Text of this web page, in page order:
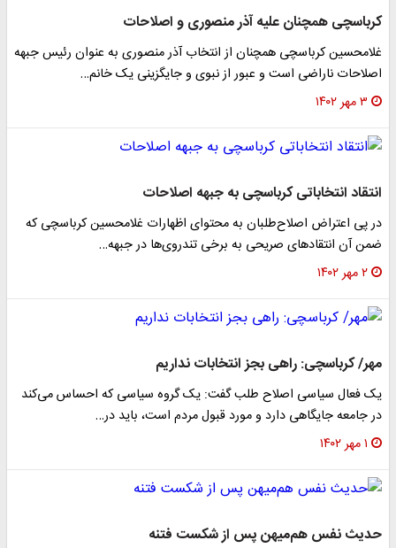
کرباسچی همچنان علیه آذر منصوری و اصلاحات
غلامحسین کرباسچی همچنان از انتخاب آذر منصوری به عنوان رئیس جبهه
اصلاحات ناراضی است و عبور از نبوی و جایگزینی یک خانم…
۳ مهر ۱۴۰۲
انتقاد انتخاباتی کرباسچی به جبهه اصلاحات
در پی اعتراض اصلاح‌طلبان به محتوای اظهارات غلامحسین کرباسچی که
ضمن آن انتقادهای صریحی به برخی تندروی‌ها در جبهه…
۲ مهر ۱۴۰۲
مهر/ کرباسچی: راهی بجز انتخابات نداریم
یک فعال سیاسی اصلاح طلب گفت: یک گروه سیاسی که احساس می‌کند
در جامعه جایگاهی دارد و مورد قبول مردم است، باید در…
۱ مهر ۱۴۰۲
حدیث نفس هم‌میهن ‌پس از شکست فتنه